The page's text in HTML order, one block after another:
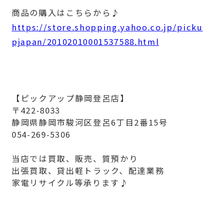
商品の購入はこちらから♪
https://store.shopping.yahoo.co.jp/picku
pjapan/20102010001537588.html
【ピックアップ静岡登呂店】
〒422-8033
静岡県静岡市駿河区登呂6丁目2番15号
054-269-5306
当店では買取、販売、質預かり
出張買取、貸出軽トラック、配達業務
家電リサイクル等承ります♪